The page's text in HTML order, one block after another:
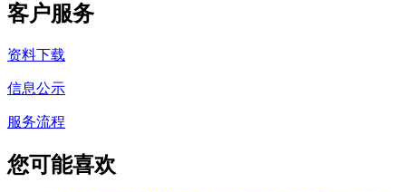
客户服务
资料下载
信息公示
服务流程
您可能喜欢